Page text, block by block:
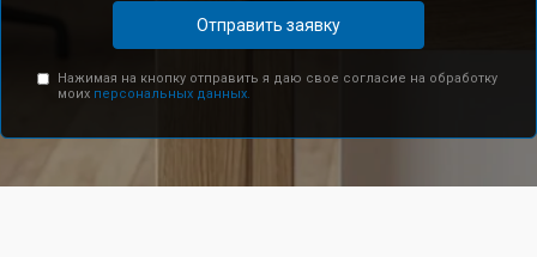
Отправить заявку
Нажимая на кнопку отправить я даю свое согласие на обработку
моих персональных данных.